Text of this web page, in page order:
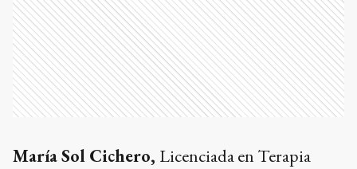
María Sol Cichero, Licenciada en Terapia